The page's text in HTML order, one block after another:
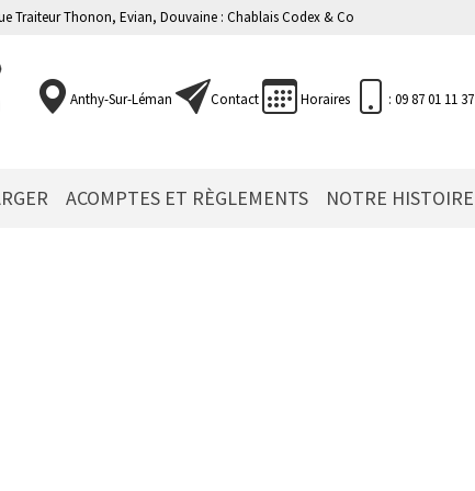
Traiteur Thonon, Evian, Douvaine : Chablais Codex & Co
Anthy-Sur-Léman Contact Horaires : 09 87 01 11 37
ACOMPTES ET RÈGLEMENTS NOTRE HISTOIRE